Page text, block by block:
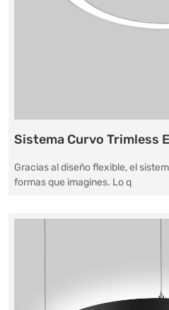
Sistema Curvo Trimless
Gracias al diseño flexible, el
formas que imagines. Lo q